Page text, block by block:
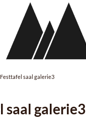
Festtafel saal galerie3
saal galerie3